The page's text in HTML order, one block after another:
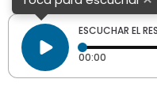
ESCUCHAR EL
00:00 Tiempo